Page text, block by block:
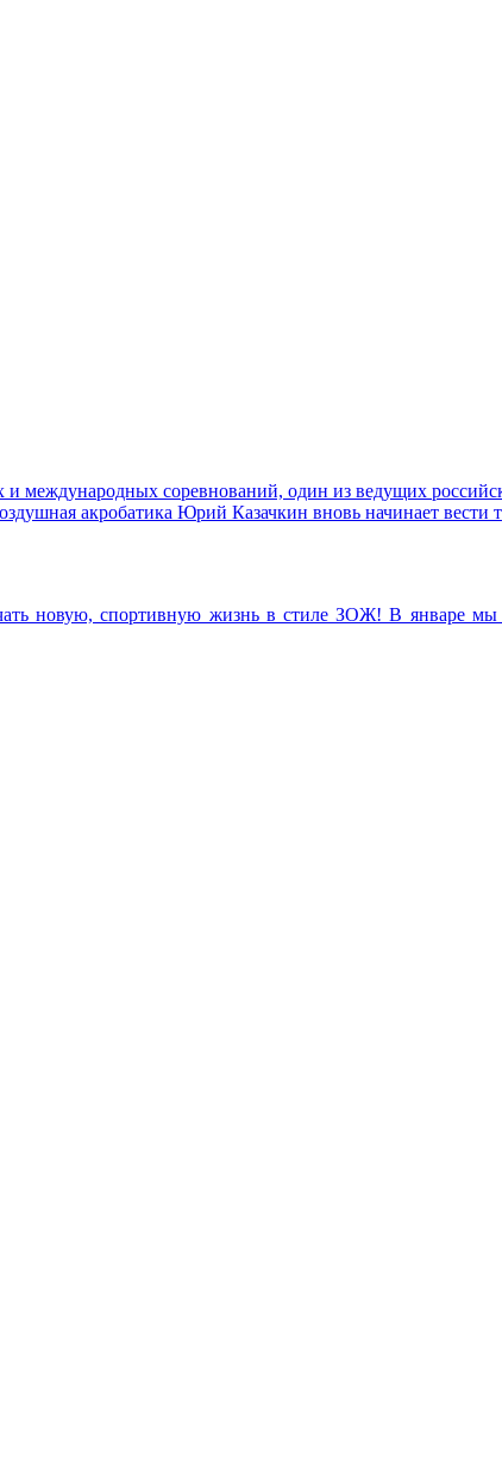
международных соревнований, один из ведущих
акробатика Юрий Казачкин вновь начинает
новую, спортивную жизнь в стиле ЗОЖ! В январе